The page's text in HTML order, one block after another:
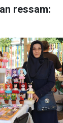
ressam: